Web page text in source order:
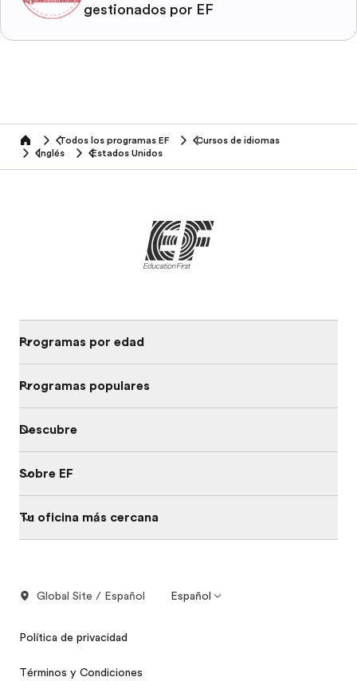
gestionados por EF
home Todos los programas EF
Cursos de idiomas
Inglés
Estados Unidos
Programas por edad
Programas populares
Descubre
Sobre EF
Tu oficina más cercana
Global Site / Español Español
Política de privacidad
Términos y Condiciones